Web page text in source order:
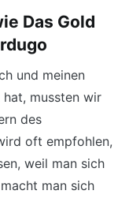
Das Gold
und meinen
mussten wir
des
oft empfohlen,
weil man sich
man sich